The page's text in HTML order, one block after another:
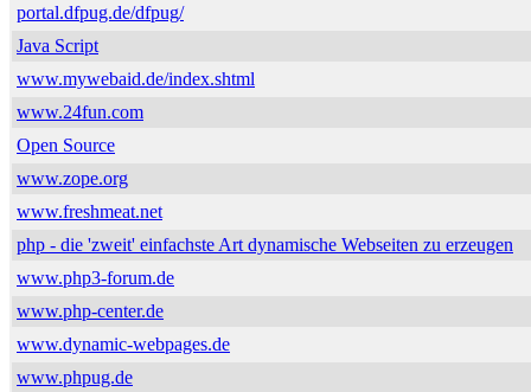
portal.dfpug.de/dfpug/
Java Script
www.mywebaid.de/index.shtml
www.24fun.com
Open Source
www.zope.org
www.freshmeat.net
php - die 'zweit' einfachste Art dynamische Webseiten zu erzeugen
www.php3-forum.de
www.php-center.de
www.dynamic-webpages.de
www.phpug.de